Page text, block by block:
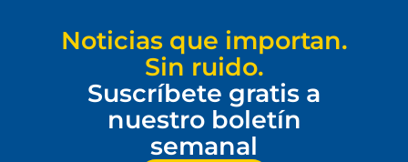
Noticias que importan.
Sin ruido.
Suscríbete gratis a
nuestro boletín
semanal